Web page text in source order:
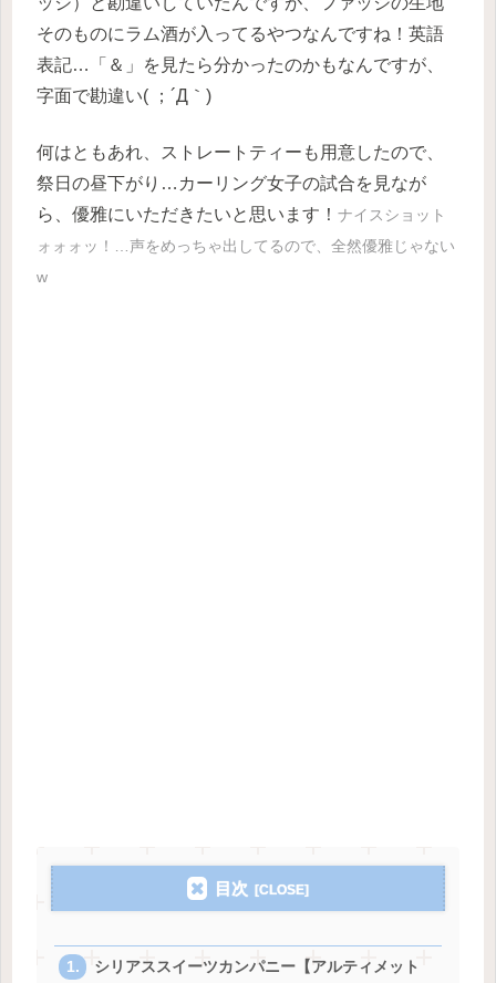
そのものにラム酒が入ってるやつなんですね！英語
表記…「＆」を見たら分かったのかもなんですが、
字面で勘違い( ；´Д｀)
何はともあれ、ストレートティーも用意したので、
祭日の昼下がり…カーリング女子の試合を見なが
ら、優雅にいただきたいと思います！ ナイスショット
ォォォッ！…声をめっちゃ出してるので、全然優雅じゃない
w
目次
シリアススイーツカンパニー【アルティメット